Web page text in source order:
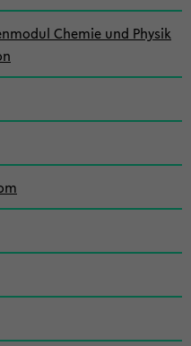
Chemie und Physik